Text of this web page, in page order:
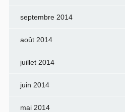
septembre 2014
août 2014
juillet 2014
juin 2014
mai 2014